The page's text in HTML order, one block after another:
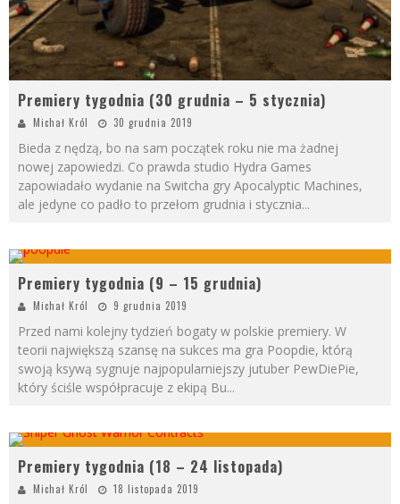
Premiery tygodnia (30 grudnia – 5 stycznia)
Michał Król 30 grudnia 2019
Bieda z nędzą, bo na sam początek roku nie ma żadnej
nowej zapowiedzi. Co prawda studio Hydra Games
zapowiadało wydanie na Switcha gry Apocalyptic Machines,
ale jedyne co padło to przełom grudnia i stycznia...
Premiery tygodnia (9 – 15 grudnia)
Michał Król 9 grudnia 2019
Przed nami kolejny tydzień bogaty w polskie premiery. W
teorii największą szansę na sukces ma gra Poopdie, którą
swoją ksywą sygnuje najpopularniejszy jutuber PewDiePie,
który ściśle współpracuje z ekipą Bu...
Premiery tygodnia (18 – 24 listopada)
Michał Król 18 listopada 2019